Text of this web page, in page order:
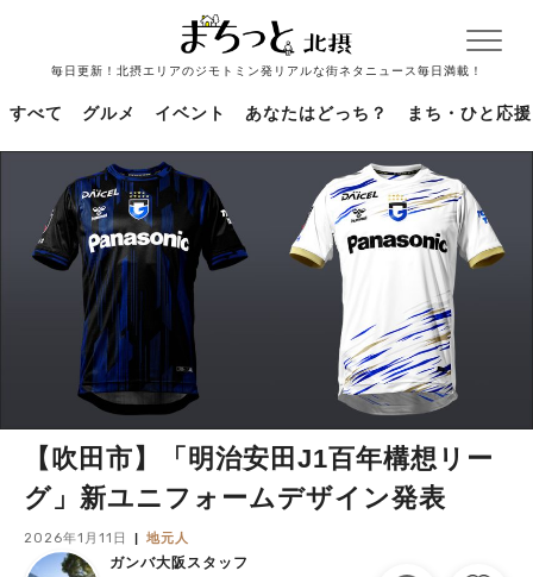
毎日更新！北摂エリアのジモトミン発リアルな街ネタニュース毎日満載！
すべて グルメ イベント あなたはどっち？ まち・ひと応援
【吹田市】「明治安田J1百年構想リー
グ」新ユニフォームデザイン発表
2026年1月11日 地元人
ガンバ大阪スタッフ